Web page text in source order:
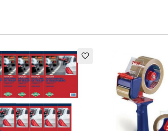
favorite_border